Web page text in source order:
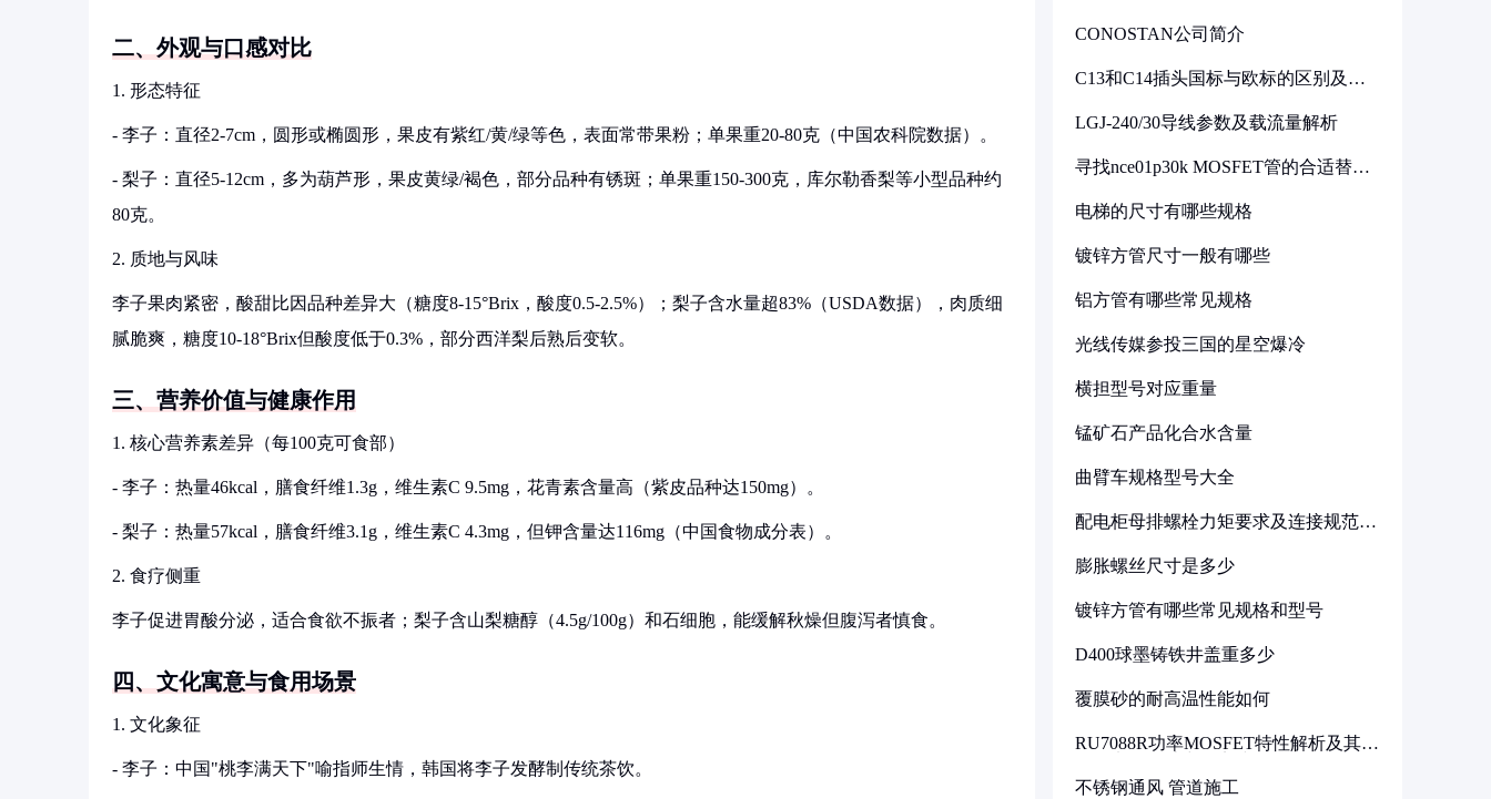
二、外观与口感对比
1. 形态特征
- 李子：直径2-7cm，圆形或椭圆形，果皮有紫红/黄/绿等色，表面常带果粉；单果重20-80克（中国农科院数据）。
- 梨子：直径5-12cm，多为葫芦形，果皮黄绿/褐色，部分品种有锈斑；单果重150-300克，库尔勒香梨等小型品种约
80克。
2. 质地与风味
李子果肉紧密，酸甜比因品种差异大（糖度8-15°Brix，酸度0.5-2.5%）；梨子含水量超83%（USDA数据），肉质细
腻脆爽，糖度10-18°Brix但酸度低于0.3%，部分西洋梨后熟后变软。
三、营养价值与健康作用
1. 核心营养素差异（每100克可食部）
- 李子：热量46kcal，膳食纤维1.3g，维生素C 9.5mg，花青素含量高（紫皮品种达150mg）。
- 梨子：热量57kcal，膳食纤维3.1g，维生素C 4.3mg，但钾含量达116mg（中国食物成分表）。
2. 食疗侧重
李子促进胃酸分泌，适合食欲不振者；梨子含山梨糖醇（4.5g/100g）和石细胞，能缓解秋燥但腹泻者慎食。
四、文化寓意与食用场景
1. 文化象征
- 李子：中国"桃李满天下"喻指师生情，韩国将李子发酵制传统茶饮。
CONOSTAN公司简介
C13和C14插头国标与欧标的区别及其
LGJ-240/30导线参数及载流量解析
寻找nce01p30k MOSFET管的合适替代
电梯的尺寸有哪些规格
镀锌方管尺寸一般有哪些
铝方管有哪些常见规格
光线传媒参投三国的星空爆冷
横担型号对应重量
锰矿石产品化合水含量
曲臂车规格型号大全
配电柜母排螺栓力矩要求及连接规范详
膨胀螺丝尺寸是多少
镀锌方管有哪些常见规格和型号
D400球墨铸铁井盖重多少
覆膜砂的耐高温性能如何
RU7088R功率MOSFET特性解析及其在
不锈钢通风 管道施工